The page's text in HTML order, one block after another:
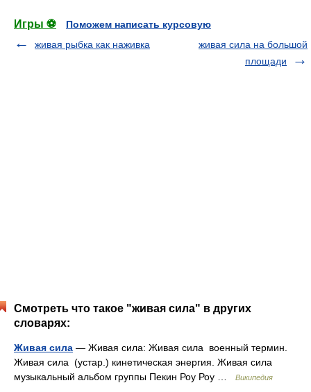
Игры ⚽
Поможем написать курсовую
живая рыбка как наживка
живая сила на большой
площади
Смотреть что такое "живая сила" в других
словарях:
Живая сила — Живая сила: Живая сила военный термин.
Живая сила (устар.) кинетическая энергия. Живая сила
музыкальный альбом группы Пекин Роу Роу …
Википедия